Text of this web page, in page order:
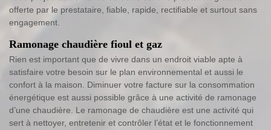
offerte par le prestataire, fiable, rapide, rectifiable et surtout sans
engagement.
Ramonage chaudière fioul et gaz
Rien est important que de vivre dans un endroit viable apte à
satisfaire votre besoin sur le plan environnemental et aussi le
confort à la maison. Diminuer votre facture sur la consommation
énergétique est aussi possible grâce à une activité de ramonage
d’une chaudière. Le ramonage de chaudière est une activité qui
sert à nettoyer, entretenir et contrôler l’état et le fonctionnement